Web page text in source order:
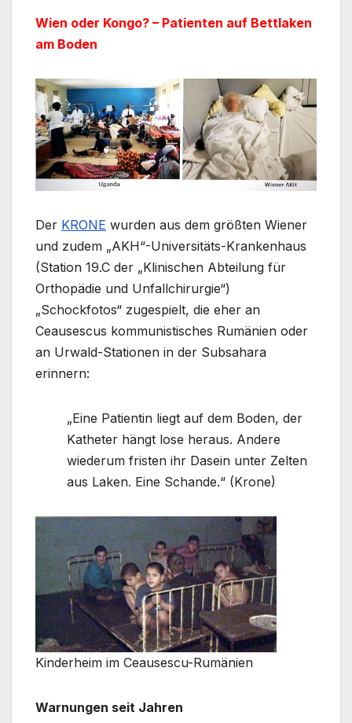
Wien oder Kongo? – Patienten auf Bettlaken
am Boden
Der KRONE wurden aus dem größten Wiener
und zudem „AKH“-Universitäts-Krankenhaus
(Station 19.C der „Klinischen Abteilung für
Orthopädie und Unfallchirurgie“)
„Schockfotos“ zugespielt, die eher an
Ceausescus kommunistisches Rumänien oder
an Urwald-Stationen in der Subsahara
erinnern:
„Eine Patientin liegt auf dem Boden, der
Katheter hängt lose heraus. Andere
wiederum fristen ihr Dasein unter Zelten
aus Laken. Eine Schande.“ (Krone)
Kinderheim im Ceausescu-Rumänien
Warnungen seit Jahren